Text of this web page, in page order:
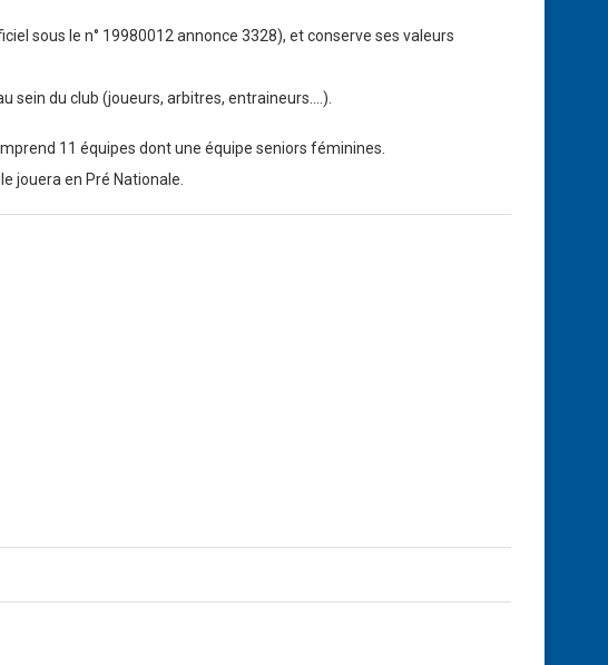
sous le n° 19980012 annonce 3328), et conserve ses valeurs
sein du club (joueurs, arbitres, entraineurs….).
11 équipes dont une équipe seniors féminines.
jouera en Pré Nationale.